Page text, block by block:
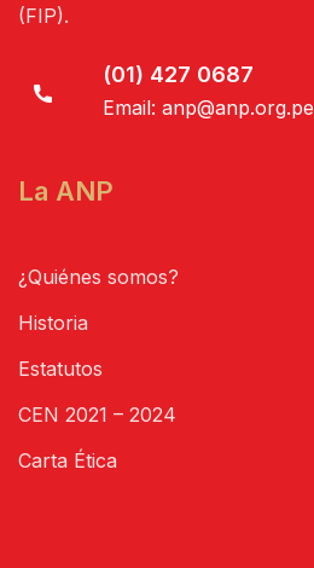
(FIP).
(01) 427 0687
Email: anp@anp.org.pe
La ANP
¿Quiénes somos?
Historia
Estatutos
CEN 2021 – 2024
Carta Ética